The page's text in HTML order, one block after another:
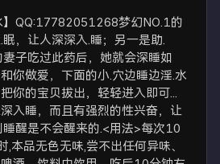
】QQ:17782051268梦幻NO.1的
，让人深深入.睡；另一是助.
子吃过此药后，她就会深睡如
你做爱，下面的小.穴边睡边淫.水
你的宝贝拔出，轻轻进入即可...
入睡，而且有强烈的性兴奋，让
醒是不会醒来的.<用法>每次10
本品无色无味,尝不出任何异味、